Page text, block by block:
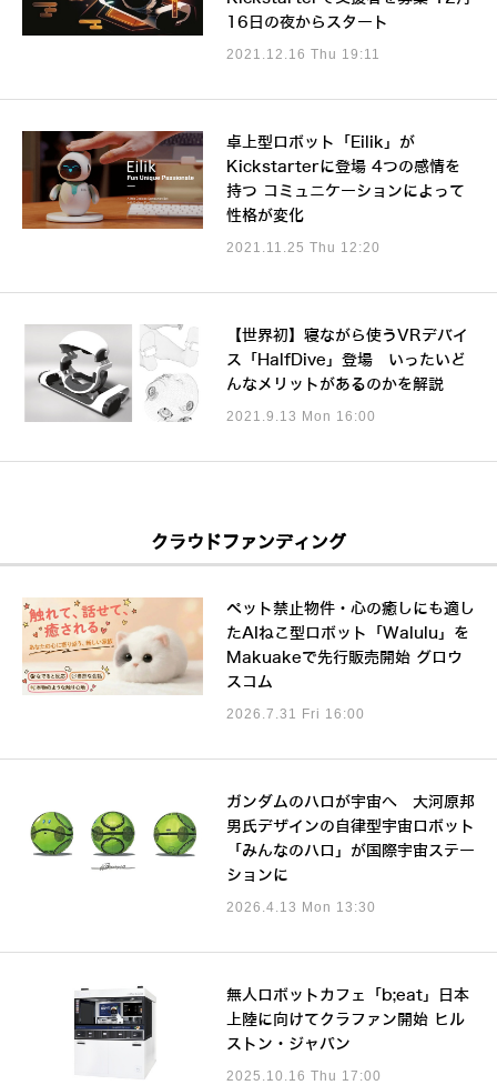
16日の夜からスタート
2021.12.16 Thu 19:11
卓上型ロボット「Eilik」が
Kickstarterに登場 4つの感情を
持つ コミュニケーションによって
性格が変化
2021.11.25 Thu 12:20
【世界初】寝ながら使うVRデバイ
ス「HalfDive」登場 いったいど
んなメリットがあるのかを解説
2021.9.13 Mon 16:00
クラウドファンディング
ペット禁止物件・心の癒しにも適し
たAIねこ型ロボット「Walulu」を
Makuakeで先行販売開始 グロウ
スコム
2026.7.31 Fri 16:00
ガンダムのハロが宇宙へ 大河原邦
男氏デザインの自律型宇宙ロボット
「みんなのハロ」が国際宇宙ステー
ションに
2026.4.13 Mon 13:30
無人ロボットカフェ「b;eat」日本
上陸に向けてクラファン開始 ヒル
ストン・ジャパン
2025.10.16 Thu 17:00